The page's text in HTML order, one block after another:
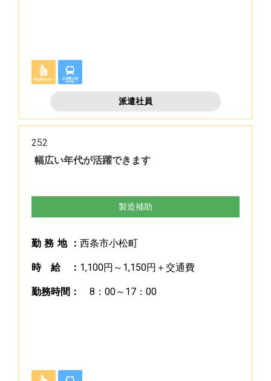
派遣社員
252
幅広い年代が活躍できます
製造補助
勤 務 地 ： 西条市小松町
時 給 ： 1,100円～1,150円＋交通費
勤務時間 ： 8：00～17：00